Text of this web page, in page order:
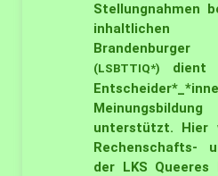
Stellungnahmen
(LSBTTIQ*)
dient
unterstützt. Hier
Rechenschafts-
der LKS Queeres